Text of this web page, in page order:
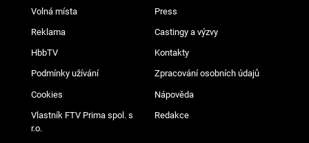
Volná místa Press
Reklama Castingy a výzvy
HbbTV Kontakty
Podmínky užívání Zpracování osobních údajů
Cookies Nápověda
Vlastník FTV Prima spol. s
r.o.
Redakce